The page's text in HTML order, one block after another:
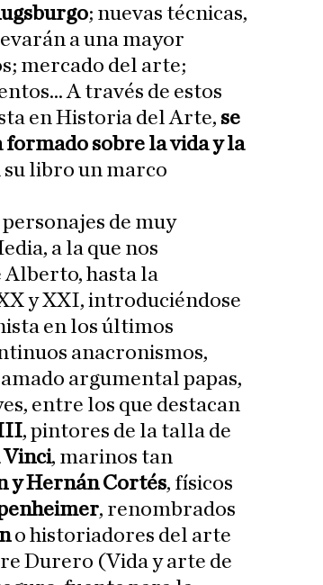
; nuevas técnicas,
a una mayor
mercado del arte;
A través de estos
en Historia del Arte, se
formado sobre la vida y la
libro un marco
de muy
a la que nos
hasta la
y XXI, introduciéndose
en los últimos
anacronismos,
argumental papas,
entre los que destacan
III, pintores de la talla de
Vinci, marinos tan
y Hernán Cortés, físicos
, renombrados
o historiadores del arte
Durero (Vida y arte de